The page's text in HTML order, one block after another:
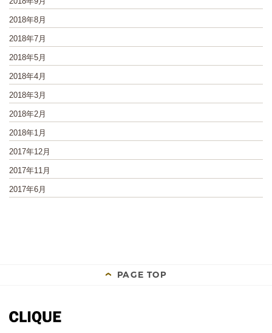
2018年8月
2018年7月
2018年5月
2018年4月
2018年3月
2018年2月
2018年1月
2017年12月
2017年11月
2017年6月
PAGE TOP